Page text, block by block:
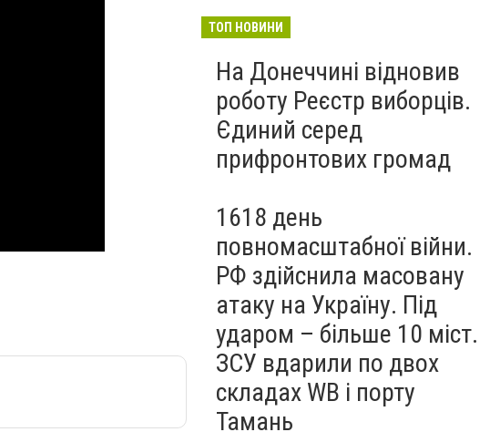
війни. РФ вдарила
столиці. 15 людей загинули.
В Росії палають
енергопідстанції та
черговий WB
Вчора
ТОП НОВИНИ
На Донеччині відновив
роботу Реєстр виборців.
Єдиний серед
прифронтових громад
1618 день
повномасштабної війни.
РФ здійснила масовану
атаку на Україну. Під
ударом – більше 10 міст.
ЗСУ вдарили по двох
складах WB і порту
Тамань